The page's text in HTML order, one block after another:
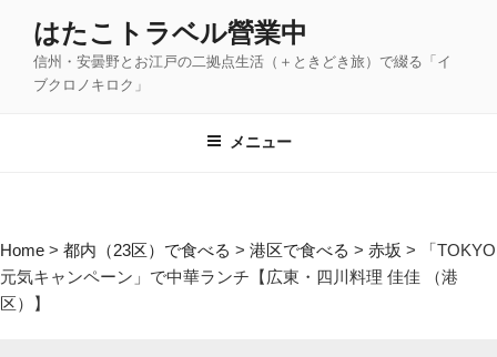
プ
はたこトラベル營業中
信州・安曇野とお江戸の二拠点生活（＋ときどき旅）で綴る「イ
ブクロノキロク」
メニュー
Home > 都内（23区）で食べる > 港区で食べる > 赤坂 >
「TOKYO
元気キャンペーン」で中華ランチ【広東・四川料理 佳佳 （港
区）】